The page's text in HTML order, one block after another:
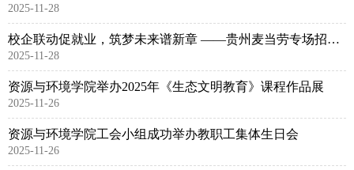
2025-11-28
校企联动促就业，筑梦未来谱新章 ——贵州麦当劳专场招聘会成功举办
2025-11-28
资源与环境学院举办2025年《生态文明教育》课程作品展
2025-11-26
资源与环境学院工会小组成功举办教职工集体生日会
2025-11-26